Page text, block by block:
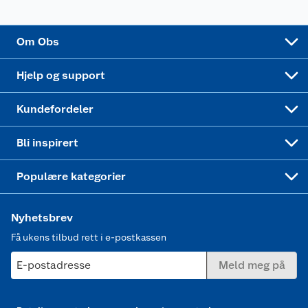
Om Obs
Hjelp og support
Kundefordeler
Bli inspirert
Populære kategorier
Nyhetsbrev
Få ukens tilbud rett i e-postkassen
E-postadresse Meld meg på